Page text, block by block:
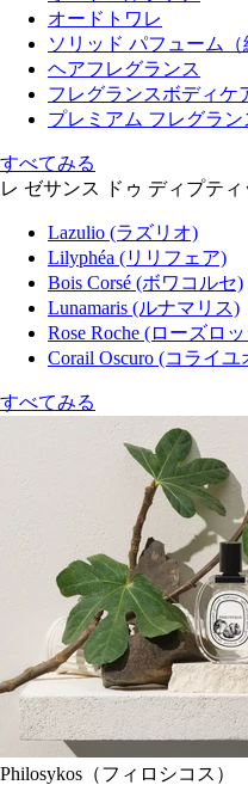
オードトワレ
ソリッド パフューム（
ヘアフレグランス
フレグランスボディケ
プレミアム フレグラン
すべてみる
レ ゼサンス ドゥ ディプティ
Lazulio (ラズリオ)
Lilyphéa (リリフェア)
Bois Corsé (ボワコルセ)
Lunamaris (ルナマリス)
Rose Roche (ローズロ
Corail Oscuro (コライ
すべてみる
Philosykos（フィロシコス）